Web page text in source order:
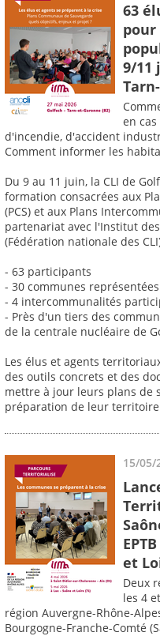
63
9/11
en
d'incendie, d'accident
Comment informer les
Du 9 au 11 juin, la CLI de
formation consacrées aux
(PCS) et aux Plans
partenariat avec l'Institut
(Fédération nationale des
- 63 participants
- 30 communes représentées
- 4 intercommunalités
- Près d'un tiers des
de la centrale nucléaire de
Les élus et agents
des outils concrets et des
mettre à jour leurs plans de
préparation de leur
15/05/
et
Deux
les 4
région Auvergne-Rhône-
Bourgogne-Franche-Comté